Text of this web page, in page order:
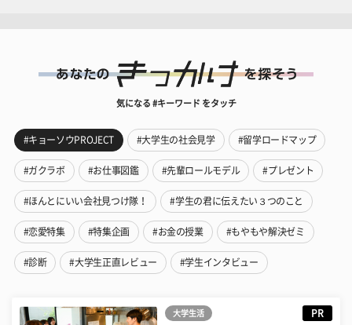
気になる #キーワード をタッチ
#キョーソウPROJECT #大学生の社会見学 #留学ロードマップ
#ガクラボ #お仕事図鑑 #先輩ロールモデル #プレゼント
#ほんとにいい会社見つけ隊！ #学生の君に伝えたい３つのこと
#恋愛特集 #特集企画 #お金の授業 #もやもや解決ゼミ
#診断 #大学生正直レビュー #学生インタビュー
大学生活 PR